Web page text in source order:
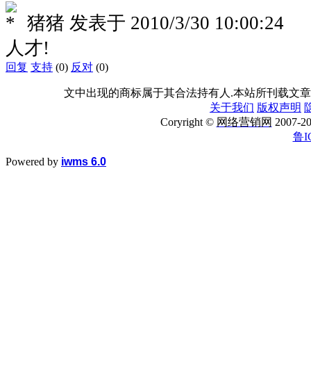
猪猪 发表于 2010/3/30 10:00:24
人才!
回复 支持 (0) 反对 (0)
文中出现的商标属于其合法持有人.本站所刊载文
关于我们 版权声明
Coryright © 网络营销网 2007-
鲁
Powered by iwms 6.0